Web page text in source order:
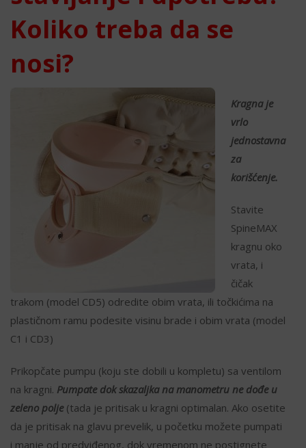
Koliko treba da se
nosi?
Kragna je
vrlo
jednostavna
za
korišćenje.
Stavite
SpineMAX
kragnu oko
vrata, i
čičak
trakom (model CD5) odredite obim vrata, ili točkićima na
plastičnom ramu podesite visinu brade i obim vrata (model
C1 i CD3)
Prikopčate pumpu (koju ste dobili u kompletu) sa ventilom
na kragni. Pumpate dok skazaljka na manometru ne dođe u
zeleno polje (tada je pritisak u kragni optimalan. Ako osetite
da je pritisak na glavu prevelik, u početku možete pumpati
i manje od predviđenog, dok vremenom ne postignete